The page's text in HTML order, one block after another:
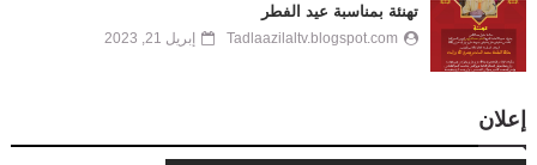
تهنئة بمناسبة عيد الفطر
Tadlaazilaltv.blogspot.com إبريل 21, 2023
إعلان